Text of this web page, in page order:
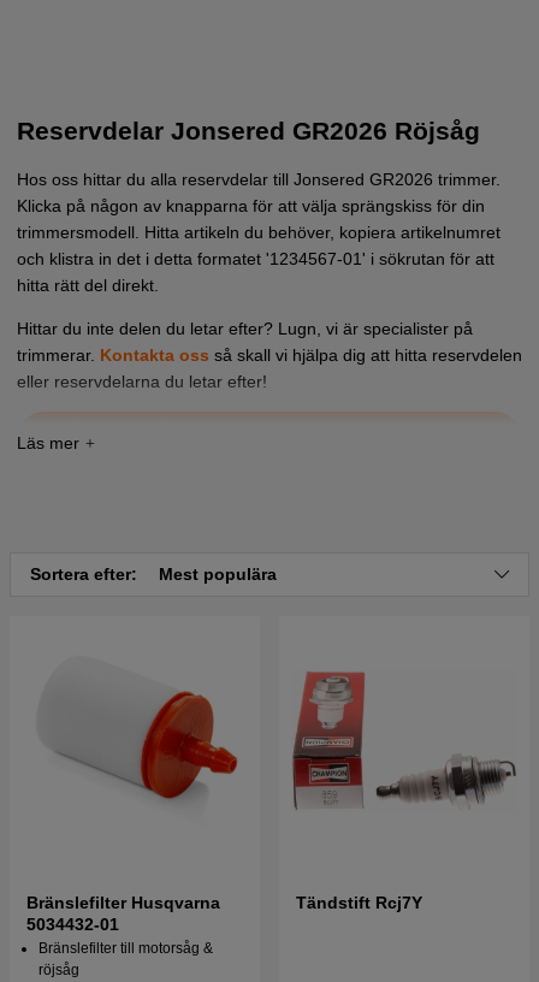
Reservdelar Jonsered GR2026 Röjsåg
Hos oss hittar du alla reservdelar till Jonsered GR2026 trimmer.
Klicka på någon av knapparna för att välja sprängskiss för din
trimmersmodell. Hitta artikeln du behöver, kopiera artikelnumret
och klistra in det i detta formatet '1234567-01' i sökrutan för att
hitta rätt del direkt.
Hittar du inte delen du letar efter? Lugn, vi är specialister på
trimmerar. Kontakta oss så skall vi hjälpa dig att hitta reservdelen
eller reservdelarna du letar efter!
Tryck här för sprängskiss och reservdelslista till
Sortera efter: Mest populära
Bränslefilter Husqvarna
5034432-01
Bränslefilter till motorsåg &
röjsåg
Tändstift Rcj7Y